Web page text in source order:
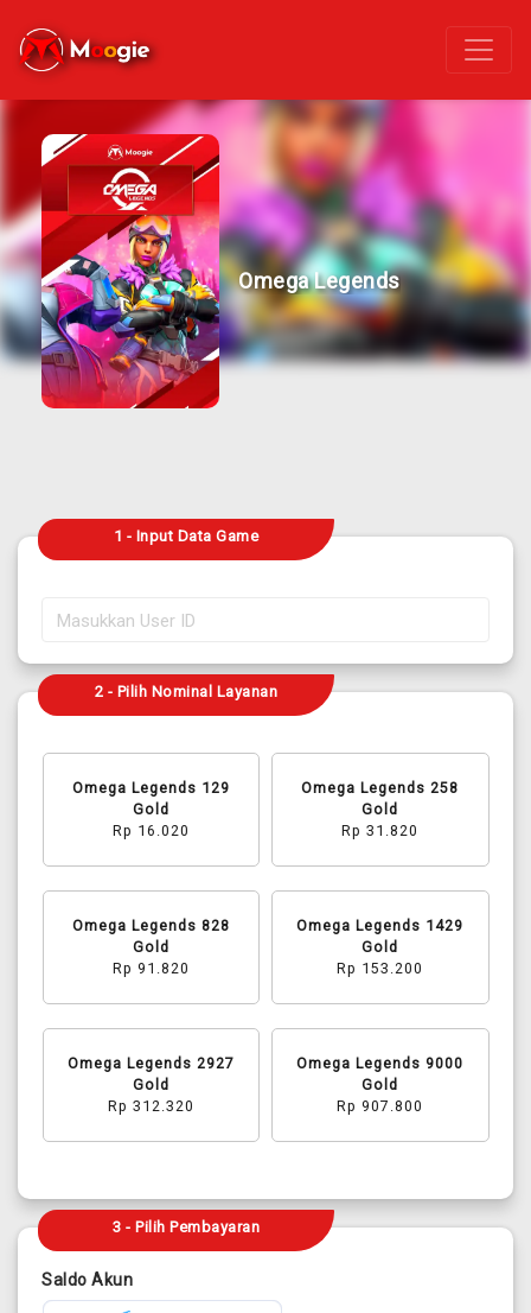
Omega Legends
1 - Input Data Game
2 - Pilih Nominal Layanan
Omega Legends 129
Gold
Rp 16.020
Omega Legends 258
Gold
Rp 31.820
Omega Legends 828
Gold
Rp 91.820
Omega Legends 1429
Gold
Rp 153.200
Omega Legends 2927
Gold
Rp 312.320
Omega Legends 9000
Gold
Rp 907.800
3 - Pilih Pembayaran
Saldo Akun